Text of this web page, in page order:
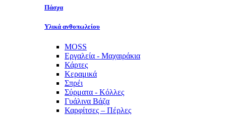
Πάσχα
Υλικά ανθοπωλείου
MOSS
Εργαλεία - Μαχαιράκια
Κάρτες
Κεραμικά
Σπρέι
Σύρματα - Κόλλες
Γυάλινα Βάζα
Καρφίτσες – Πέρλες